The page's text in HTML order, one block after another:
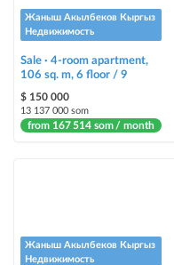
Жаныш Акылбеков Кыргыз
Недвижимость
Sale · 4-room apartment,
106 sq. m, 6 floor / 9
$ 150 000
13 137 000 som
from 167 514 som / month
Жаныш Акылбеков Кыргыз
Недвижимость